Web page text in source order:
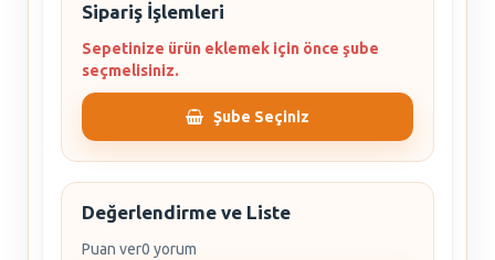
Sipariş İşlemleri
Sepetinize ürün eklemek için önce şube
seçmelisiniz.
Şube Seçiniz
Değerlendirme ve Liste
Puan ver0 yorum